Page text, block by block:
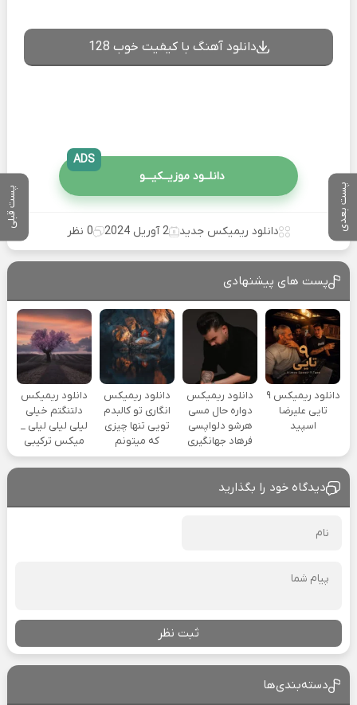
پست بعدی پست قبلی
دانلود آهنگ با کیفیت خوب 128
دانلــود موزیــکیـــو
ADS
دانلود ریمیکس جدید 2 آوریل 2024 0 نظر
پست های پیشنهادی
دانلود ریمیکس ۹
تایی علیرضا
اسپید
دانلود ریمیکس
دواره حال مسی
هرشو دلواپسی
فرهاد جهانگیری
دانلود ریمیکس
انگاری تو کالبدم
تویی تنها چیزی
که میتونم
دانلود ریمیکس
دلتنگتم خیلی
لیلی لیلی لیلی _
میکس ترکیبی
دیدگاه خود را بگذارید
ثبت نظر
دسته‌بندی‌ها